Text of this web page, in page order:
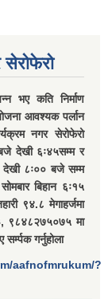
सेरोफेरो
भए कति निर्माण
आवश्यक पर्लान
नगर सेरोफेरो
देखी ६ः४५सम्म र
देखी ८ः०० बजे सम्म
बिहान ६ः१५
९४.८ मेगाहर्जमा
९८४८२७५०७५ मा
गर्नुहोला
aafnofmrukum/?